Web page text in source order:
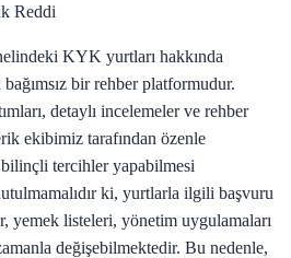
Reddi
KYK yurtları hakkında
bir rehber platformudur.
detaylı incelemeler ve rehber
ekibimiz tarafından özenle
tercihler yapabilmesi
ki, yurtlarla ilgili başvuru
yemek listeleri, yönetim uygulamaları
değişebilmektedir. Bu nedenle,